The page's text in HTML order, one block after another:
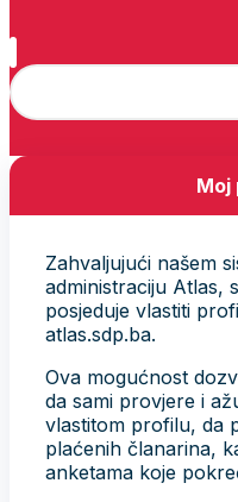
Moj
Zahvaljujući našem
administraciju Atlas,
posjeduje vlastiti
atlas.sdp.ba.
Ova mogućnost
da sami provjere i
vlastitom profilu, da
plaćenih članarina,
anketama koje